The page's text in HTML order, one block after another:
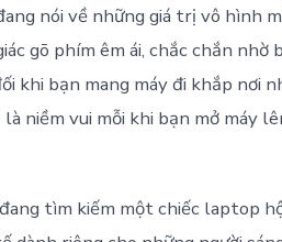
nói về những giá trị vô hình
gõ phím êm ái, chắc chắn
khi bạn mang máy đi khắp nơi
là niềm vui mỗi khi bạn mở máy
tìm kiếm một chiếc laptop